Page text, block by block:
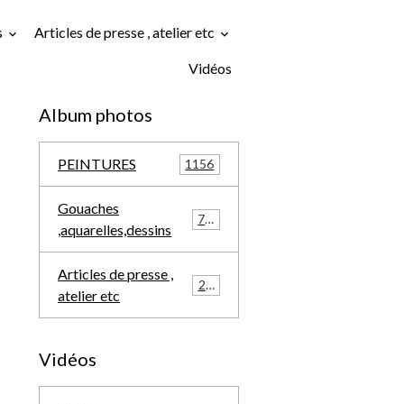
Articles de presse , atelier etc
Vidéos
Album photos
PEINTURES 1156
Gouaches
,aquarelles,dessins
709
Articles de presse ,
atelier etc
291
Vidéos